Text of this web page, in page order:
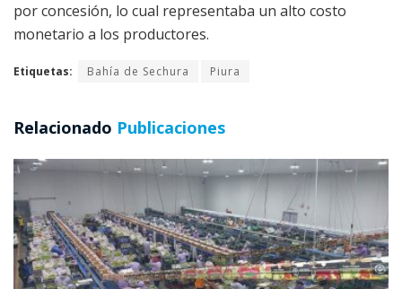
por concesión, lo cual representaba un alto costo
monetario a los productores.
Etiquetas: Bahía de Sechura Piura
Relacionado Publicaciones